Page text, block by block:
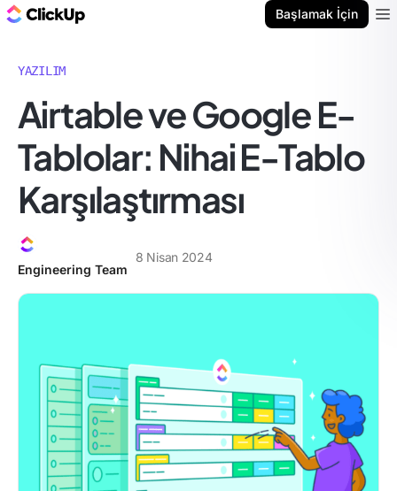
Başlamak İçin
YAZILIM
Airtable ve Google E-
Tablolar: Nihai E-Tablo
Karşılaştırması
Engineering Team
8 Nisan 2024